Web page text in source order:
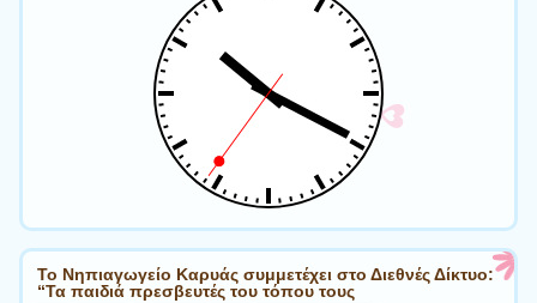
Το Νηπιαγωγείο Καρυάς συμμετέχει στο Διεθνές Δίκτυο:
“Τα παιδιά πρεσβευτές του τόπου τους